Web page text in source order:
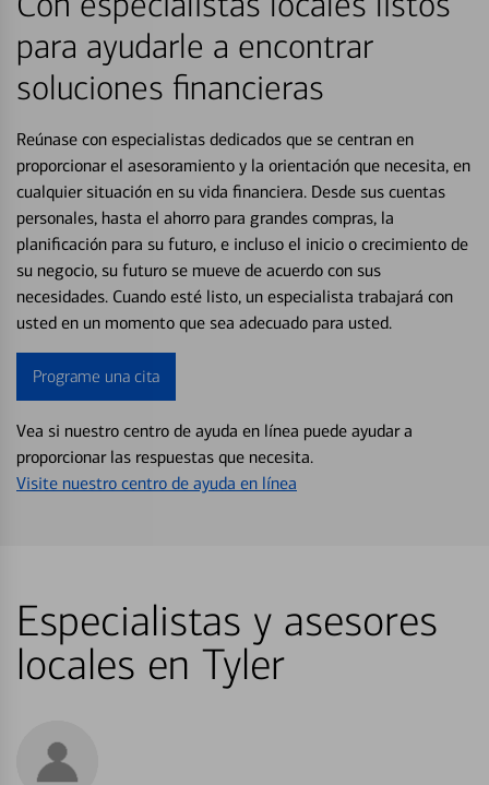
para ayudarle a encontrar
soluciones financieras
Reúnase con especialistas dedicados que se centran en
proporcionar el asesoramiento y la orientación que necesita, en
cualquier situación en su vida financiera. Desde sus cuentas
personales, hasta el ahorro para grandes compras, la
planificación para su futuro, e incluso el inicio o crecimiento de
su negocio, su futuro se mueve de acuerdo con sus
necesidades. Cuando esté listo, un especialista trabajará con
usted en un momento que sea adecuado para usted.
Programe una cita
Vea si nuestro centro de ayuda en línea puede ayudar a
proporcionar las respuestas que necesita.
Visite nuestro centro de ayuda en línea
Especialistas y asesores
locales en Tyler